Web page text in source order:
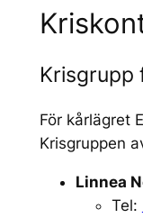
Krisgrupp
För kårlägret
Krisgruppen
Linnea
Tel: